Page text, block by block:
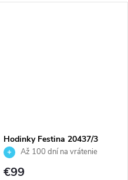
Hodinky Festina 20437/3
Až 100 dní na vrátenie
tovaru. Autorizovaný predajca.
€99